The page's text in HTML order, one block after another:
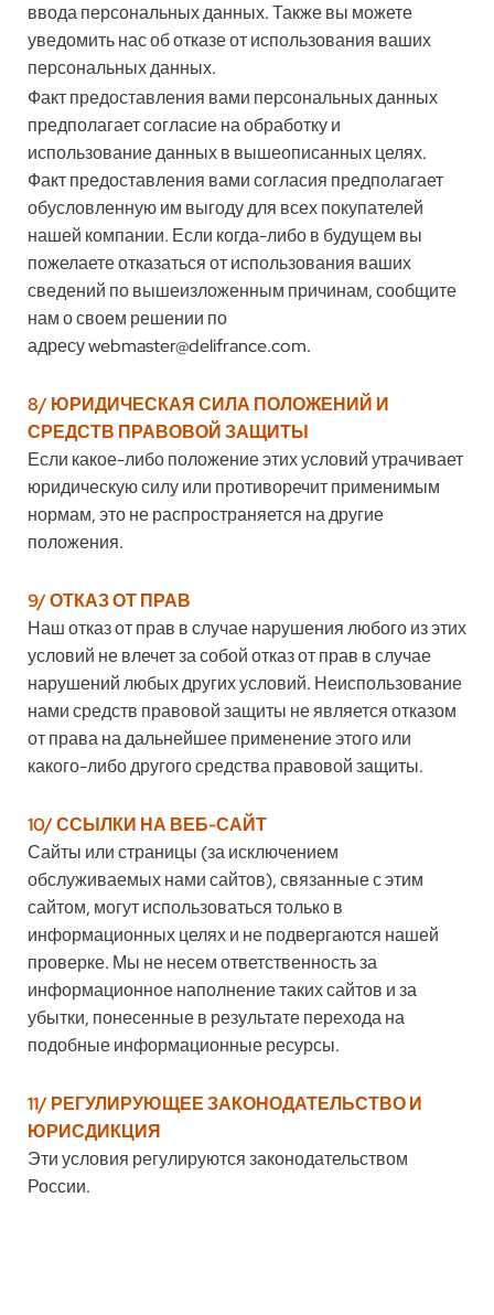
ввода персональных данных. Также вы можете
уведомить нас об отказе от использования ваших
персональных данных.
Факт предоставления вами персональных данных
предполагает согласие на обработку и
использование данных в вышеописанных целях.
Факт предоставления вами согласия предполагает
обусловленную им выгоду для всех покупателей
нашей компании. Если когда-либо в будущем вы
пожелаете отказаться от использования ваших
сведений по вышеизложенным причинам, сообщите
нам о своем решении по
адресуwebmaster@delifrance.com.
8/ ЮРИДИЧЕСКАЯ СИЛА ПОЛОЖЕНИЙ И
СРЕДСТВ ПРАВОВОЙ ЗАЩИТЫ
Если какое-либо положение этих условий утрачивает
юридическую силу или противоречит применимым
нормам, это не распространяется на другие
положения.
9/ ОТКАЗ ОТ ПРАВ
Наш отказ от прав в случае нарушения любого из этих
условий не влечет за собой отказ от прав в случае
нарушений любых других условий. Неиспользование
нами средств правовой защиты не является отказом
от права на дальнейшее применение этого или
какого-либо другого средства правовой защиты.
10/ ССЫЛКИ НА ВЕБ-САЙТ
Сайты или страницы (за исключением
обслуживаемых нами сайтов), связанные с этим
сайтом, могут использоваться только в
информационных целях и не подвергаются нашей
проверке. Мы не несем ответственность за
информационное наполнение таких сайтов и за
убытки, понесенные в результате перехода на
подобные информационные ресурсы.
11/ РЕГУЛИРУЮЩЕЕ ЗАКОНОДАТЕЛЬСТВО И
ЮРИСДИКЦИЯ
Эти условия регулируются законодательством
России.